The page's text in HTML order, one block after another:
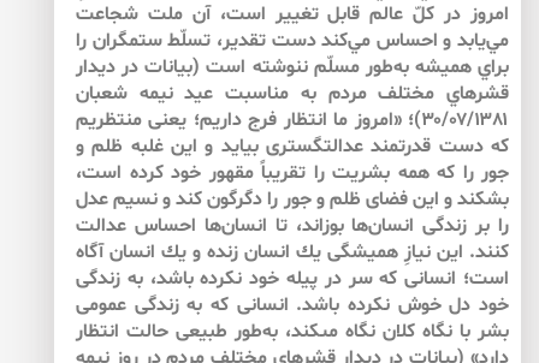
امروز در كلّ عالم قابل تغيير است، آن ملت شجاعت
مي‌يابد و احساس مي‌كند دست تقدير، تسلّط ستمگران را
براي هميشه به‌طور مسلّم ننوشته است (بيانات در ديدار
قشرهاي مختلف مردم به ‌مناسبت عيد نيمه‌ شعبان
۳۰/۰۷/۱۳۸۱)؛ «امروز ما انتظار فرج داريم؛ يعنى منتظريم
كه دست قدرتمند عدالت‏گسترى بيايد و اين غلبه‌‏ ظلم و
جور را كه همه ‏بشريت را تقريباً مقهور خود كرده است،
بشكند و اين فضاى ظلم و جور را دگرگون كند و نسيم عدل
را بر زندگى انسان‌ها بوزاند، تا انسان‌ها احساس عدالت
كنند. اين نيازِ هميشگى يك انسان زنده و يك انسان آگاه
است؛ انسانى كه سر در پيله ‏خود نكرده باشد، به ‌زندگى
خود دل خوش نكرده باشد. انسانى كه به ‌زندگى عمومى
بشر با نگاه كلان نگاه مى‏كند، به‌طور طبيعى حالت انتظار